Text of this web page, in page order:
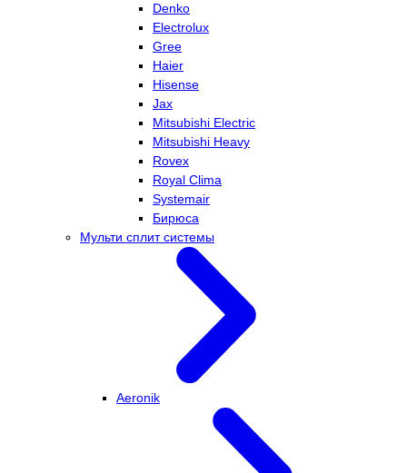
Denko
Electrolux
Gree
Haier
Hisense
Jax
Mitsubishi Electric
Mitsubishi Heavy
Rovex
Royal Clima
Systemair
Бирюса
Мульти сплит системы
Aeronik